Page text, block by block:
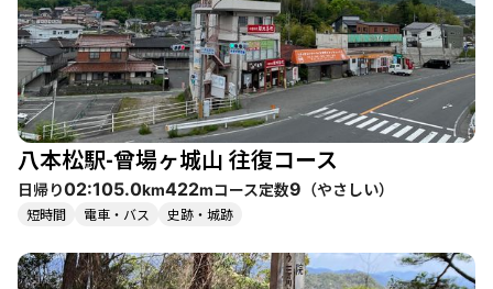
八本松駅-曾場ヶ城山 往復コース
日帰り02:105.0km422mコース定数9 （やさしい）
短時間 電車・バス 史跡・城跡